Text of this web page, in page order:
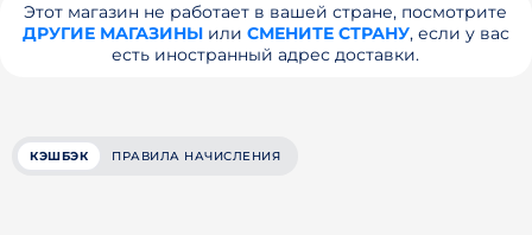
Этот магазин не работает в вашей стране, посмотрите
ДРУГИЕ МАГАЗИНЫили СМЕНИТЕ СТРАНУ, если у вас
есть иностранный адрес доставки.
КЭШБЭК ПРАВИЛА НАЧИСЛЕНИЯ